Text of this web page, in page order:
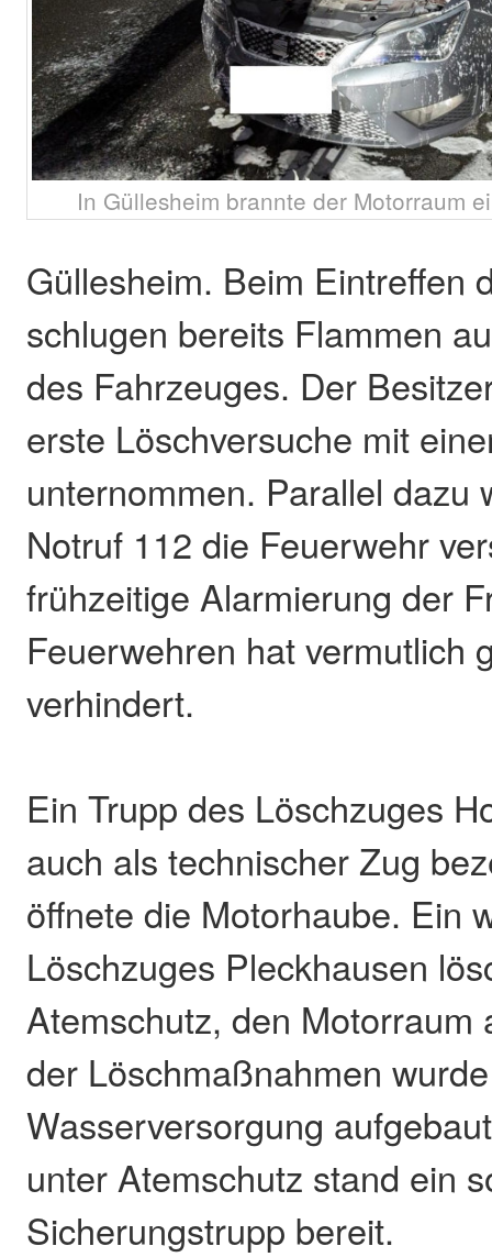
In Güllesheim brannte der Motorraum
Güllesheim. Beim Eintreffen
schlugen bereits Flammen
des Fahrzeuges. Der
erste Löschversuche mit
unternommen. Parallel dazu
Notruf 112 die Feuerwehr
frühzeitige Alarmierung der
Feuerwehren hat vermutlich
verhindert.
Ein Trupp des Löschzuges
auch als technischer Zug
öffnete die Motorhaube. Ein
Löschzuges Pleckhausen
Atemschutz, den Motorraum
der Löschmaßnahmen
Wasserversorgung
unter Atemschutz stand ein
Sicherungstrupp bereit.